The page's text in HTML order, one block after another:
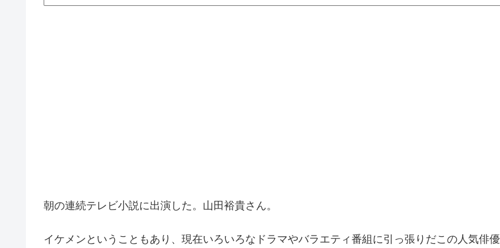
朝の連続テレビ小説に出演した。山田裕貴さん。
イケメンということもあり、現在いろいろなドラマやバラエティ番組に引っ張りだこの人気俳優